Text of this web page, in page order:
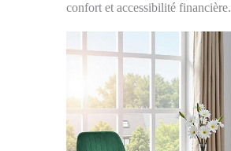
confort et accessibilité financière.